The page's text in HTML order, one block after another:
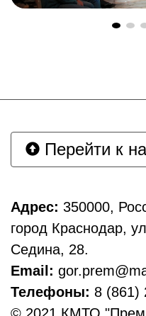
Перейти к
Адрес: 350000,
город Краснодар,
Седина, 28.
Email:
Телефоны: 8 (861)